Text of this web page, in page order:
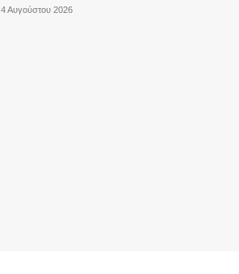
4 Αυγούστου 2026